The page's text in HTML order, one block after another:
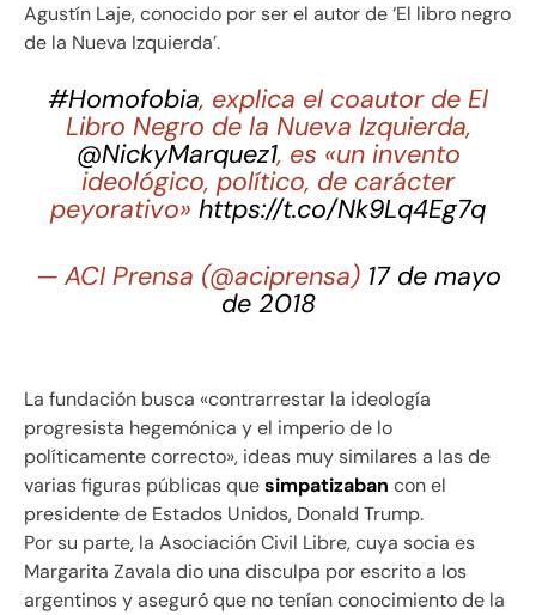
Agustín Laje, conocido por ser el autor de ‘El libro negro
de la Nueva Izquierda’.
#Homofobia, explica el coautor de El
Libro Negro de la Nueva Izquierda,
@NickyMarquez1, es «un invento
ideológico, político, de carácter
peyorativo» https://t.co/Nk9Lq4Eg7q
— ACI Prensa (@aciprensa) 17 de mayo
de 2018
La fundación busca «contrarrestar la ideología
progresista hegemónica y el imperio de lo
políticamente correcto», ideas muy similares a las de
varias figuras públicas quesimpatizaban con el
presidente de Estados Unidos, Donald Trump.
Por su parte, la Asociación Civil Libre, cuya socia es
Margarita Zavala dio una disculpa por escrito a los
argentinos y aseguró que no tenían conocimiento de la